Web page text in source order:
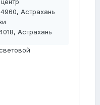
Астрахань
Астрахань